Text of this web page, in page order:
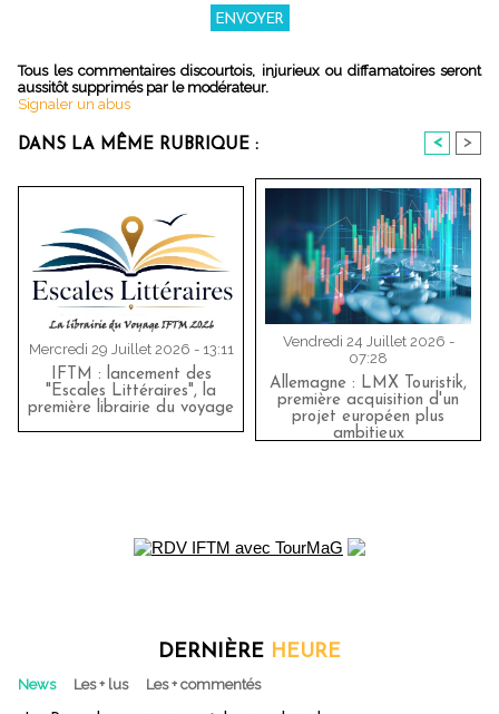
Tous les commentaires discourtois, injurieux ou diffamatoires seront
aussitôt supprimés par le modérateur.
Signaler un abus
DANS LA MÊME RUBRIQUE : < >
Mercredi 29 Juillet 2026 - 13:11
IFTM : lancement des
"Escales Littéraires", la
première librairie du voyage
Vendredi 24 Juillet 2026 -
07:28
Allemagne : LMX Touristik,
première acquisition d'un
projet européen plus
ambitieux
DERNIÈRE HEURE
News Les + lus Les + commentés